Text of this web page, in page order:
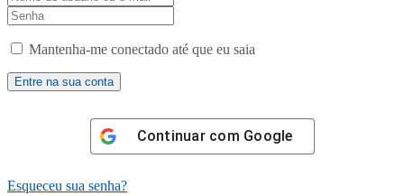
Mantenha-me conectado até que eu saia
Continuar com Google
Esqueceu sua senha?